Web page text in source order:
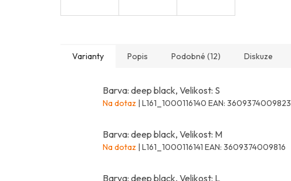
Varianty Popis Podobné (12) Diskuze
Barva: deep black, Velikost: S
Na dotaz | L161_1000116140 EAN: 3609374009823
Barva: deep black, Velikost: M
Na dotaz | L161_1000116141 EAN: 3609374009816
Barva: deep black, Velikost: L